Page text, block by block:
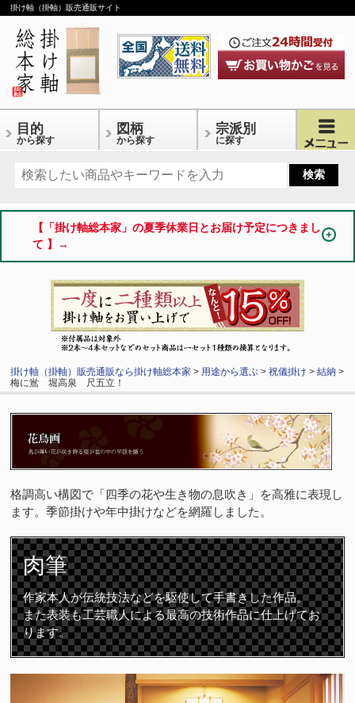
掛け軸（掛軸）販売通販サイト
目的
から探す
図柄
から探す
宗派別
に探す
【「掛け軸総本家」の夏季休業日とお届け予定につきまし
て 】→
掛け軸（掛軸）販売通販なら掛け軸総本家 > 用途から選ぶ >祝儀掛け >結納 >
梅に鴬 堀高泉 尺五立！
格調高い構図で「四季の花や生き物の息吹き」を高雅に表現し
ます。季節掛けや年中掛けなどを網羅しました。
肉筆
作家本人が伝統技法などを駆使して手書きした作品。
また表装も工芸職人による最高の技術作品に仕上げてお
ります。